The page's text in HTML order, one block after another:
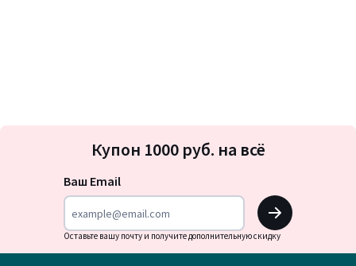
на
Купон 1000 руб. на всё
Ваш Email
OK
Оставьте вашу почту и получите дополнительную скидку